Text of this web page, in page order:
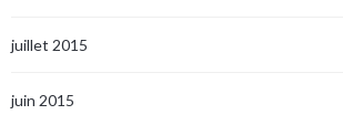
juillet 2015
juin 2015